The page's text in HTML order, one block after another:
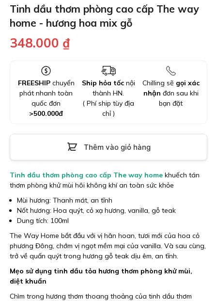
Tinh dầu thơm phòng cao cấp The way
home - hương hoa mix gỗ
348.000 ₫
FREESHIPchuyển
phát nhanh toàn
quốc đơn
>500.000đ
Ship hỏa tốcnội
thành HN.
( Phí ship tùy địa
chỉ )
Chilling sẽ gọi xác
nhận đơn sau khi
bạn đặt
Thêm vào giỏ hàng
Tinh dầu thơm phòng cao cấp The way home khuếch tán
thơm phòng khử mùi hôi không khí an toàn sức khỏe
Mùi hương: Thanh mát, an tĩnh
Nốt hương: Hoa quýt, cỏ xạ hương, vanilla, gỗ teak
Dung tích: 100ml
The Way Home bắt đầu với vị hân hoan, tươi mới của hoa cỏ
phương Đông, chớm vị ngọt mềm mại của vanilla. Và sau cùng,
trở về quấn quýt trong hương gỗ teak dịu êm, an tĩnh.
Mẹo sử dụng tinh dầu tỏa hương thơm phòng khử mùi,
diệt khuẩn
Chìm trong hương thơm thoang thoảng của tinh dầu thơm